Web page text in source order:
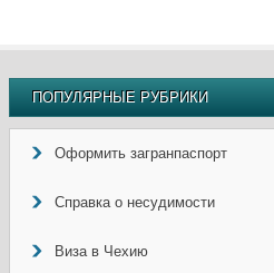
ПОПУЛЯРНЫЕ РУБРИКИ
Оформить загранпаспорт
Справка о несудимости
Виза в Чехию